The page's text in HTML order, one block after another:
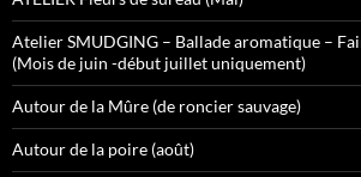
Atelier SMUDGING – Ballade aromatique –
(Mois de juin -début juillet uniquement)
Autour de la Mûre (de roncier sauvage)
Autour de la poire (août)